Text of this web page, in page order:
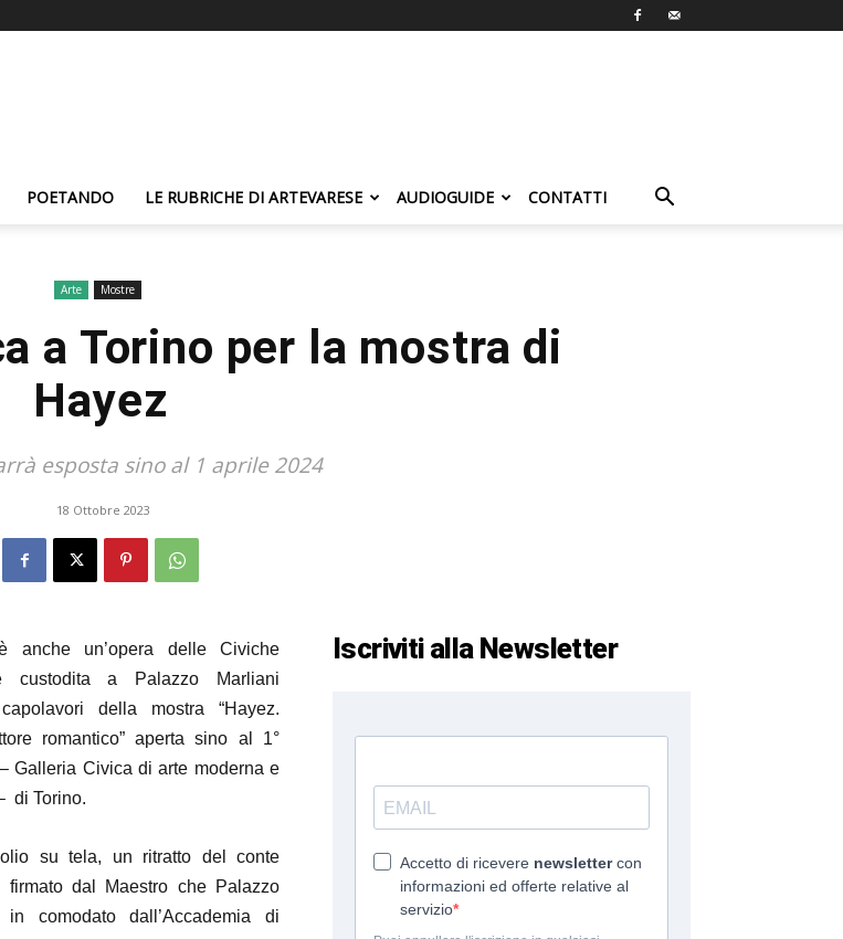
POETANDO LE RUBRICHE DI ARTEVARESE AUDIOGUIDE CONTATTI
Arte Mostre
a Torino per la mostra di
Hayez
esposta sino al 1 aprile 2024
18 Ottobre 2023
anche un’opera delle Civiche
custodita a Palazzo Marliani
della mostra “Hayez.
romantico” aperta sino al 1°
Galleria Civica di arte moderna e
di Torino.
su tela, un ritratto del conte
firmato dal Maestro che Palazzo
comodato dall’Accademia di
Iscriviti alla Newsletter